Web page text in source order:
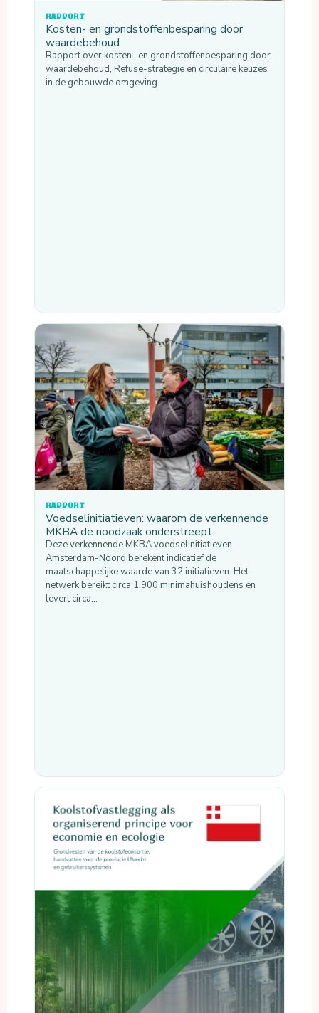
RAPPORT
Kosten- en grondstoffenbesparing door
waardebehoud
Rapport over kosten- en grondstoffenbesparing door
waardebehoud, Refuse-strategie en circulaire keuzes
in de gebouwde omgeving.
RAPPORT
Voedselinitiatieven: waarom de verkennende
MKBA de noodzaak onderstreept
Deze verkennende MKBA voedselinitiatieven
Amsterdam-Noord berekent indicatief de
maatschappelijke waarde van 32 initiatieven. Het
netwerk bereikt circa 1.900 minimahuishoudens en
levert circa…